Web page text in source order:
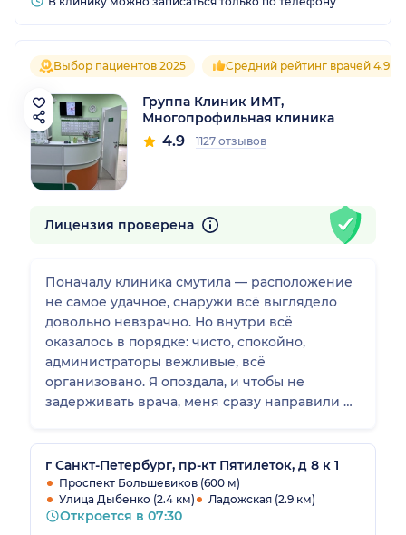
Выбор пациентов 2025 Средний рейтинг врачей 4.9
Группа Клиник ИМТ,
Многопрофильная клиника
4.9 1127 отзывов
Лицензия проверена
Поначалу клиника смутила — расположение
не самое удачное, снаружи всё выглядело
довольно невзрачно. Но внутри всё
оказалось в порядке: чисто, спокойно,
администраторы вежливые, всё
организовано. Я опоздала, и чтобы не
задерживать врача, меня сразу направили на
Цены вполне адекватные — соотношение
цена-качество меня устроило.
г Санкт-Петербург, пр-кт Пятилеток, д 8 к 1
Проспект Большевиков (600 м)
Улица Дыбенко (2.4 км)
Ладожская (2.9 км)
Откроется в 07:30